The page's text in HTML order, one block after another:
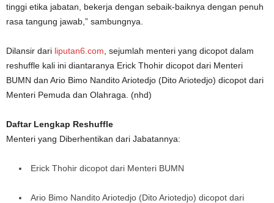
tinggi etika jabatan, bekerja dengan sebaik-baiknya dengan penuh
rasa tangung jawab,” sambungnya.
Dilansir dari liputan6.com , sejumlah menteri yang dicopot dalam
reshuffle kali ini diantaranya Erick Thohir dicopot dari Menteri
BUMN dan Ario Bimo Nandito Ariotedjo (Dito Ariotedjo) dicopot dari
Menteri Pemuda dan Olahraga. (nhd)
Daftar Lengkap Reshuffle
Menteri yang Diberhentikan dari Jabatannya:
Erick Thohir dicopot dari Menteri BUMN
Ario Bimo Nandito Ariotedjo (Dito Ariotedjo) dicopot dari